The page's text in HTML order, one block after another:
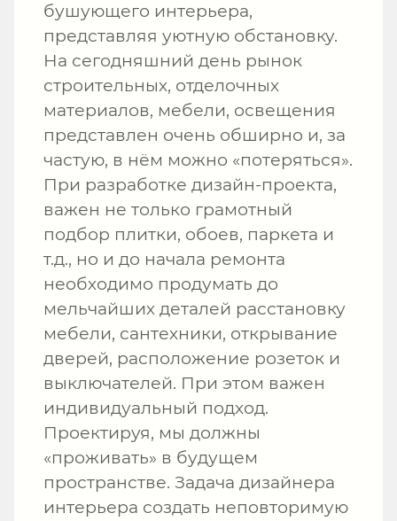
бушующего интерьера,
представляя уютную обстановку.
На сегодняшний день рынок
строительных, отделочных
материалов, мебели, освещения
представлен очень обширно и, за
частую, в нём можно «потеряться».
При разработке дизайн-проекта,
важен не только грамотный
подбор плитки, обоев, паркета и
т.д., но и до начала ремонта
необходимо продумать до
мельчайших деталей расстановку
мебели, сантехники, открывание
дверей, расположение розеток и
выключателей. При этом важен
индивидуальный подход.
Проектируя, мы должны
«проживать» в будущем
пространстве. Задача дизайнера
интерьера создать неповторимую